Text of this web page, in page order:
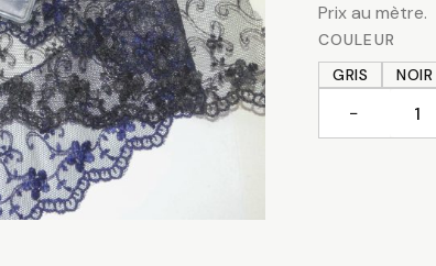
Prix au mètre.
COULEUR
GRIS
NOIR
−